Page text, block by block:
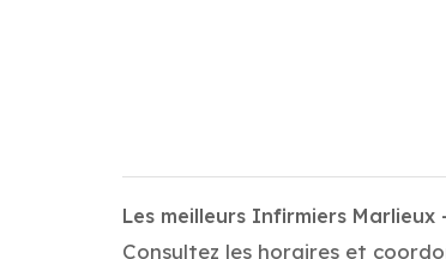
Les meilleurs Infirmiers
Consultez les horaires et